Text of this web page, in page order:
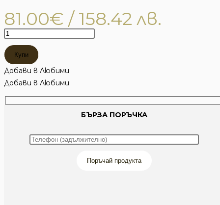
81.00€ / 158.42 лв.
количество
за
КАФРУМ
ВОДООТБЛЪСКВАЩ
ЕЛАСТИЧЕН
ПАНТАЛОН
Купи
Добави в Любими
Добави в Любими
БЪРЗА ПОРЪЧКА
Поръчай продукта